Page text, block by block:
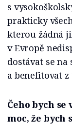
s
prakticky
kterou žádná
v Evropě
dostávat se
a benefitovat z
Čeho bych
moc, že bych